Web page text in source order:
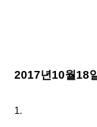
2017년10월18
1.